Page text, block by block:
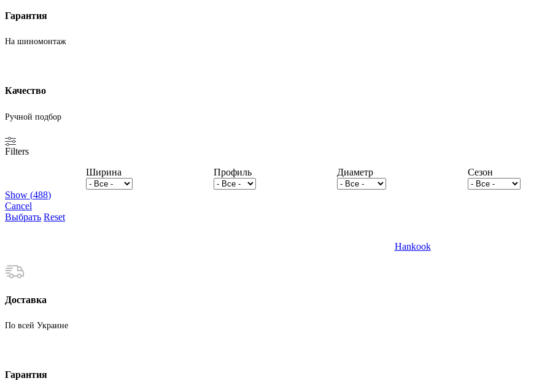
Гарантия
На шиномонтаж
Качество
Ручной подбор
Filters
Ширина
Профиль Диаметр Сезон
Show (488)
Cancel
Выбрать Reset
Hankook
Доставка
По всей Украине
Гарантия